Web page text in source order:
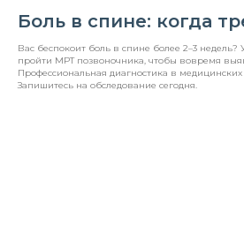
Боль в спине: когда
Вас беспокоит боль в спине более 2–3 недель?
пройти МРТ позвоночника, чтобы вовремя
Профессиональная диагностика в
Запишитесь на обследование сегодня.